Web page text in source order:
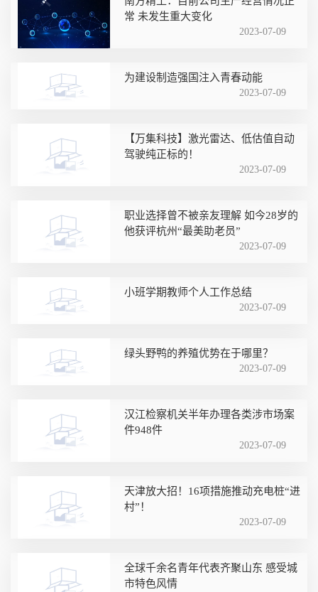
常 未发生重大变化
2023-07-09
为建设制造强国注入青春动能
2023-07-09
【万集科技】激光雷达、低估值自动
驾驶纯正标的！
2023-07-09
职业选择曾不被亲友理解 如今28岁的
他获评杭州“最美助老员”
2023-07-09
小班学期教师个人工作总结
2023-07-09
绿头野鸭的养殖优势在于哪里？
2023-07-09
汉江检察机关半年办理各类涉市场案
件948件
2023-07-09
天津放大招！16项措施推动充电桩“进
村”！
2023-07-09
全球千余名青年代表齐聚山东 感受城
市特色风情